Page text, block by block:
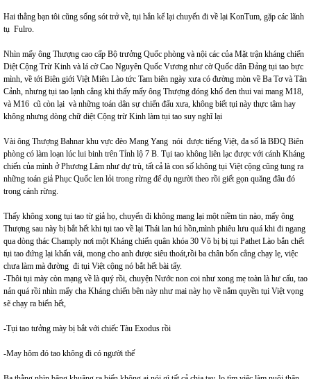
Hai thằng bạn tôi cũng sống sót trở về, tụi hắn kể lại chuyến đi về lại KonTum, gặp các lãnh
tụ Fulro.
Nhìn mấy ông Thượng cao cấp Bộ trưởng Quốc phòng và nội các của Mặt trận kháng chiến
Diệt Cộng Trừ Kinh và lá cờ Cao Nguyên Quốc Vương như cờ Quốc dân Đảng tụi tao bực
mình, về tới Biên giới Việt Miên Lào tức Tam biên ngày xưa có đường mòn về Ba Tơ và Tân
Cảnh, nhưng tụi tao lạnh cẳng khi thấy mấy ông Thượng đóng khố đen thui vai mang M18,
và M16 cũ còn lại và những toán dân sự chiến đấu xưa, không biết tụi này thực tâm hay
không nhưng dòng chữ diệt Cộng trừ Kinh làm tụi tao suy nghĩ lại
Vài ông Thượng Bahnar khu vực đèo Mang Yang nói được tiếng Việt, đa số là BĐQ Biên
phòng có làm loạn lúc lui binh trên Tỉnh lộ 7 B. Tụi tao không liên lạc được với cánh Kháng
chiến của mình ở Phương Lâm như dự trù, tất cả là con số không tụi Việt cộng cũng tung ra
những toán giả Phục Quốc len lỏi trong rừng để dụ người theo rồi giết gọn quăng đâu đó
trong cánh rừng.
Thấy không xong tụi tao từ giả họ, chuyến đi không mang lại một niềm tin nào, mấy ông
Thượng sau này bị bắt hết khi tụi tao về lại Thái lan hú hồn,mình phiêu lưu quá khi đi ngang
qua dòng thác Champly nơi một Kháng chiến quân khóa 30 Võ bị bị tụi Pathet Lào bắn chết
tụi tao đứng lại khấn vái, mong cho anh được siêu thoát,rồi ba chân bốn cẳng chạy lẹ, việc
chưa làm mà đường đi tụi Việt cộng nó bắt hết bài tẩy.
-Thôi tụi mày còn mạng về là quý rồi, chuyện Nước non coi như xong mẹ toàn là hư cấu, tao
nản quá rồi nhìn mấy cha Kháng chiến bên này như mai này họ về nắm quyền tụi Việt vọng
sẽ chạy ra biển hết,
-Tụi tao tưởng mày bị bắt với chiếc Tàu Exodus rồi
-May hôm đó tao không đi có người thế